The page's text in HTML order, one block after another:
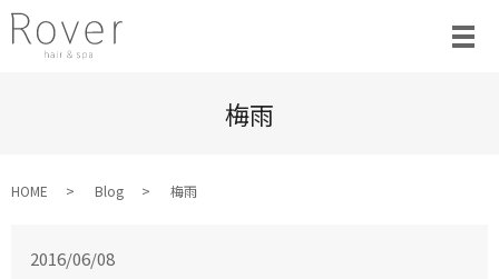
梅雨
HOME Blog 梅雨
2016/06/08